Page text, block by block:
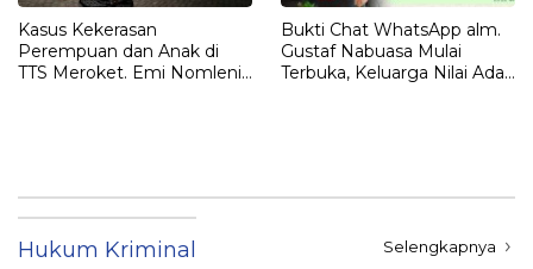
Kasus Kekerasan
Perempuan dan Anak di
TTS Meroket. Emi Nomleni :
Bukti Chat WhatsApp alm.
Gustaf Nabuasa Mulai
Terbuka, Keluarga Nilai Ada
Hukum Kriminal Selengkapnya